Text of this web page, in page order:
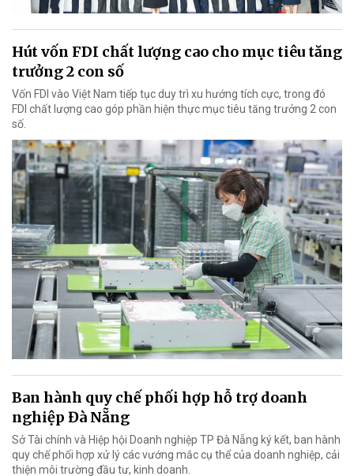
Hút vốn FDI chất lượng cao cho mục tiêu tăng
trưởng 2 con số
Vốn FDI vào Việt Nam tiếp tục duy trì xu hướng tích cực, trong đó
FDI chất lượng cao góp phần hiện thực mục tiêu tăng trưởng 2 con
số.
Ban hành quy chế phối hợp hỗ trợ doanh
nghiệp Đà Nẵng
Sở Tài chính và Hiệp hội Doanh nghiệp TP Đà Nẵng ký kết, ban hành
quy chế phối hợp xử lý các vướng mắc cụ thể của doanh nghiệp, cải
thiện môi trường đầu tư, kinh doanh.